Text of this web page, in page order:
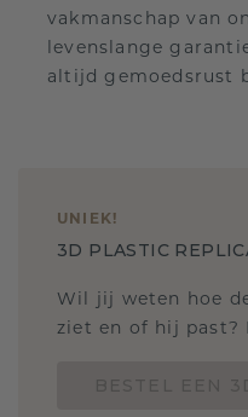
vakmanschap van
levenslange
altijd gemoedsrust
UNIEK!
3D PLASTIC
Wil jij weten hoe
ziet en of hij past?